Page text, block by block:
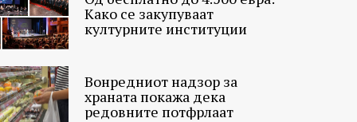
Како се закупуваат
културните институции
Вонредниот надзор за
храната покажа дека
редовните потфрлаат